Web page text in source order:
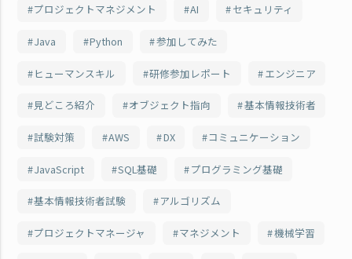
プロジェクトマネジメント AI セキュリティ
Java Python 参加してみた
ヒューマンスキル 研修参加レポート エンジニア
見どころ紹介 オブジェクト指向 基本情報技術者
試験対策 AWS DX コミュニケーション
JavaScript SQL基礎 プログラミング基礎
基本情報技術者試験 アルゴリズム
プロジェクトマネージャ マネジメント 機械学習